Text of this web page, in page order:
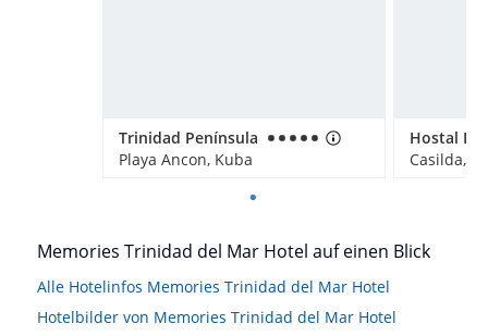
Trinidad Península
Playa Ancon, Kuba
Hostal
Casilda,
Memories Trinidad del Mar Hotel auf einen Blick
Alle Hotelinfos Memories Trinidad del Mar Hotel
Hotelbilder von Memories Trinidad del Mar Hotel